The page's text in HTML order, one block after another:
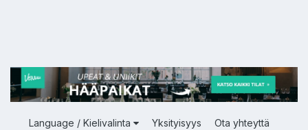
Language / Kielivalinta Yksityisyys
Ota yhteyttä